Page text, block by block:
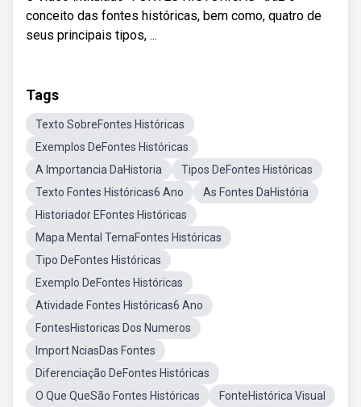
conceito das fontes históricas, bem como, quatro de
seus principais tipos, ...
Tags
Texto SobreFontes Históricas
Exemplos DeFontes Históricas
A Importancia DaHistoria
Tipos DeFontes Históricas
Texto Fontes Históricas6 Ano
As Fontes DaHistória
Historiador EFontes Históricas
Mapa Mental TemaFontes Históricas
Tipo DeFontes Históricas
Exemplo DeFontes Históricas
Atividade Fontes Históricas6 Ano
FontesHistoricas Dos Numeros
Import NciasDas Fontes
Diferenciação DeFontes Históricas
O Que QueSão Fontes Históricas
FonteHistórica Visual